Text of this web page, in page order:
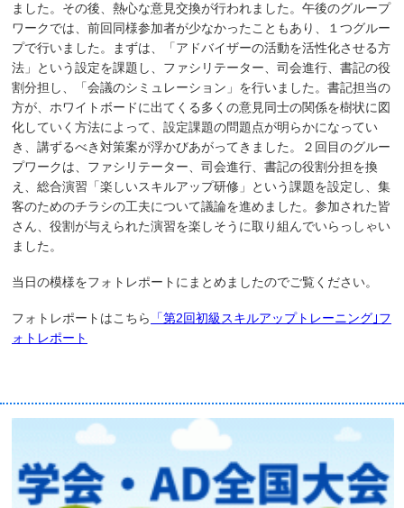
ました。その後、熱心な意見交換が行われました。午後のグループ
ワークでは、前回同様参加者が少なかったこともあり、１つグルー
プで行いました。まずは、「アドバイザーの活動を活性化させる方
法」という設定を課題し、ファシリテーター、司会進行、書記の役
割分担し、「会議のシミュレーション」を行いました。書記担当の
方が、ホワイトボードに出てくる多くの意見同士の関係を樹状に図
化していく方法によって、設定課題の問題点が明らかになってい
き、講ずるべき対策案が浮かびあがってきました。２回目のグルー
プワークは、ファシリテーター、司会進行、書記の役割分担を換
え、総合演習「楽しいスキルアップ研修」という課題を設定し、集
客のためのチラシの工夫について議論を進めました。参加された皆
さん、役割が与えられた演習を楽しそうに取り組んでいらっしゃい
ました。
当日の模様をフォトレポートにまとめましたのでご覧ください。
フォトレポートはこちら
「第2回初級スキルアップトレーニング｣フ
ォトレポート